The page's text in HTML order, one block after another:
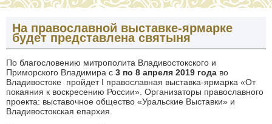
На православной выставке-ярмарке
будет представлена святыня
По благословению митрополита Владивостокского и
Приморского Владимира с 3 по 8 апреля 2019 года во
Владивостоке пройдет I православная выставка-ярмарка «От
покаяния к воскресению России». Организаторы православного
проекта: выставочное общество «Уральские Выставки» и
Владивостокская епархия.